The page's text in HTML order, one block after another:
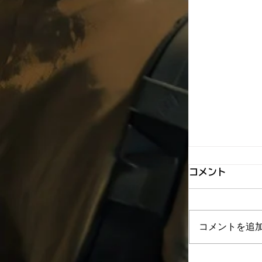
ラコント越
ターゲット
パクトマンシ
コメント
コメントを追